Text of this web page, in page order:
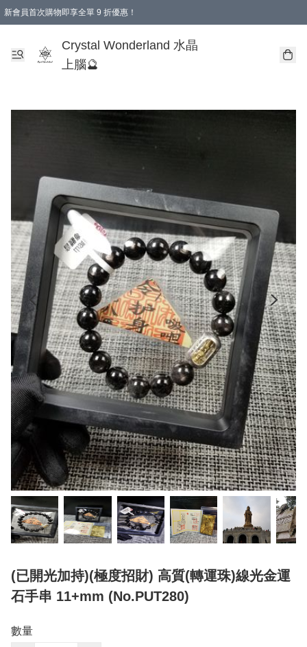
新會員首次購物即享全單 9 折優惠！
Crystal Wonderland 水晶
上腦🔮
(已開光加持)(極度招財) 高質(轉運珠)線光金運
石手串 11+mm (No.PUT280)
數量